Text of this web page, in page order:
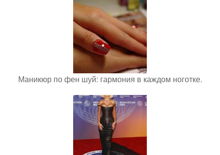
Маникюр по фен шуй: гармония в каждом ноготке.